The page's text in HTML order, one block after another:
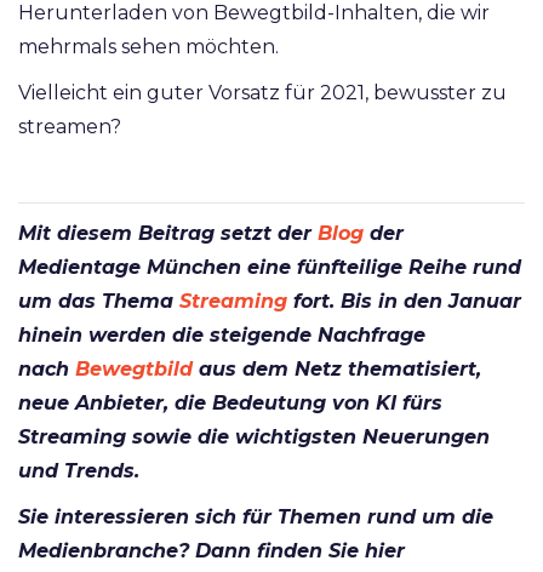
Herunterladen von Bewegtbild-Inhalten, die wir
mehrmals sehen möchten.
Vielleicht ein guter Vorsatz für 2021, bewusster zu
streamen?
Mit diesem Beitrag setzt der Blog der
Medientage München eine fünfteilige Reihe rund
um das Thema Streaming fort. Bis in den Januar
hinein werden die steigende Nachfrage
nach Bewegtbildaus dem Netz thematisiert,
neue Anbieter, die Bedeutung von KI fürs
Streaming sowie die wichtigsten Neuerungen
und Trends.
Sie interessieren sich für Themen rund um die
Medienbranche? Dann finden Sie hier